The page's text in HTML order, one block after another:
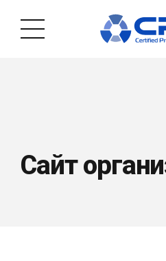
Сайт